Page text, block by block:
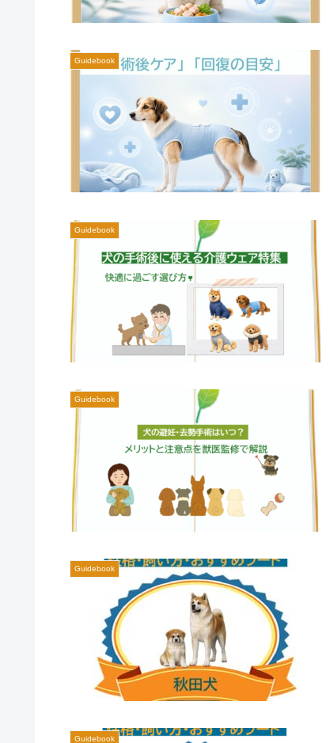
Guidebook
Guidebook
Guidebook
Guidebook
Guidebook